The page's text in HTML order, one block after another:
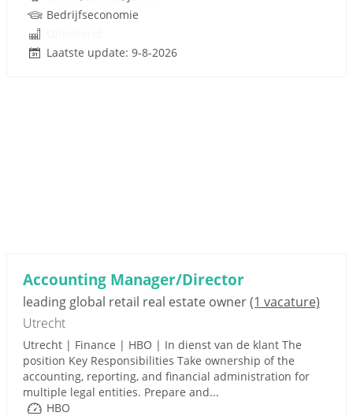
Bedrijfseconomie
Laatste update: 9-8-2026
Accounting Manager/Director
leading global retail real estate owner(1 vacature)
Utrecht
Utrecht | Finance | HBO | In dienst van de klant The
position Key Responsibilities Take ownership of the
accounting, reporting, and financial administration for
multiple legal entities. Prepare and...
HBO